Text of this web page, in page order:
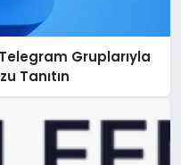
Gruplarıyla
Tanıtın